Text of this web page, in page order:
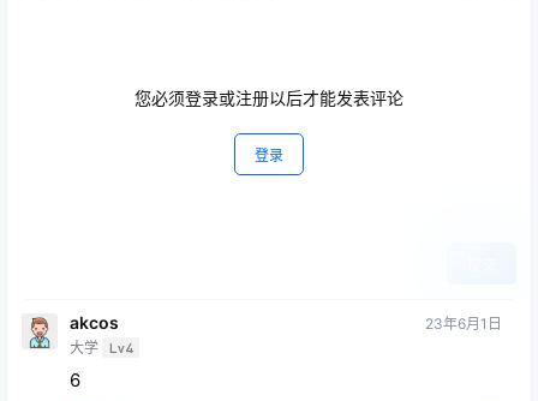
您必须登录或注册以后才能发表评论
登录
akcos
大学 Lv4
23年6月1日
6